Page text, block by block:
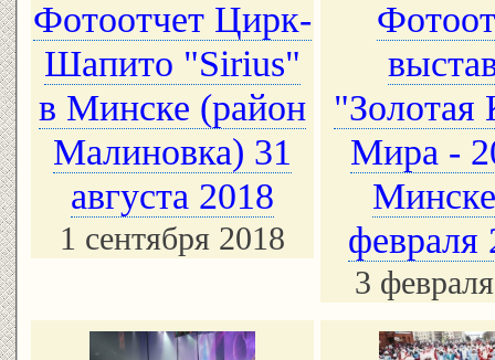
Фотоотчет Цирк-
Шапито "Sirius"
в Минске (район
Малиновка) 31
августа 2018
1 сентября 2018
"Золотая
Мира -
февраля
3